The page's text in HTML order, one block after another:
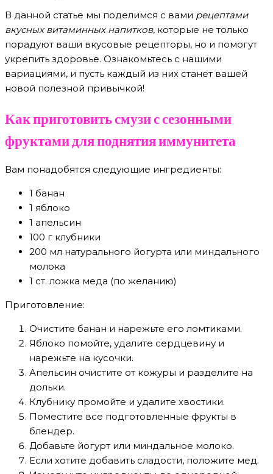
В данной статье мы поделимся с вами рецептами
вкусных витаминных напитков, которые не только
порадуют ваши вкусовые рецепторы, но и помогут
укрепить здоровье. Ознакомьтесь с нашими
вариациями, и пусть каждый из них станет вашей
новой полезной привычкой!
Как приготовить смузи с сезонными
фруктами для поднятия иммунитета
Вам понадобятся следующие ингредиенты:
1 банан
1 яблоко
1 апельсин
100 г клубники
200 мл натурального йогурта или миндального
молока
1 ст. ложка меда (по желанию)
Приготовление:
Очистите банан и нарежьте его ломтиками.
Яблоко помойте, удалите сердцевину и
нарежьте на кусочки.
Апельсин очистите от кожуры и разделите на
дольки.
Клубнику промойте и удалите хвостики.
Поместите все подготовленные фрукты в
блендер.
Добавьте йогурт или миндальное молоко.
Если хотите добавить сладости, положите мед.